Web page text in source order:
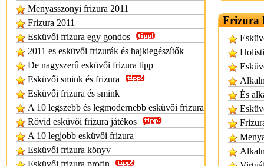
Menyasszonyi frizura 2011
Frizura 2011
Esküvői frizura egy gondos
2011 es esküvői frizurák és hajkiegészítők
De nagyszerű esküvői frizura tipp
Esküvői smink és frizura
Esküvői frizura és smink
A 10 legszebb és legmodernebb esküvői frizura
Rövid esküvői frizura játékos
A 10 legjobb esküvői frizura
Esküvői frizura könyv
Esküvői frizura profin
Frizura
És